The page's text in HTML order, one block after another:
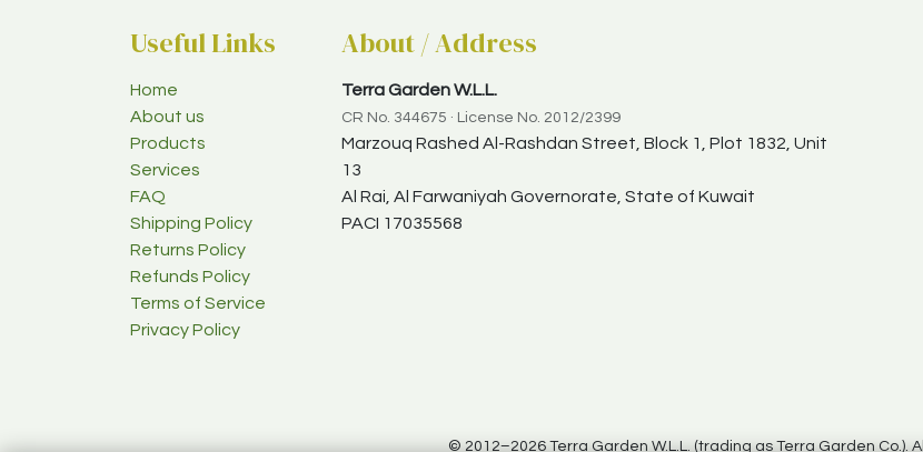
Useful Links
Home
About us
Products
Services
FAQ
Shipping Policy
Returns Policy
Refunds Policy
Terms of Service
Privacy Policy
About / Address
Terra Garden W.L.L.
CR No. 344675 · License No. 2012/2399
Marzouq Rashed Al-Rashdan Street, Block 1, Plot 1832, Unit
13
Al Rai, Al Farwaniyah Governorate, State of Kuwait
PACI 17035568
© 2012–2026 Terra Garden W.L.L. (trading as Terra Garden Co.).